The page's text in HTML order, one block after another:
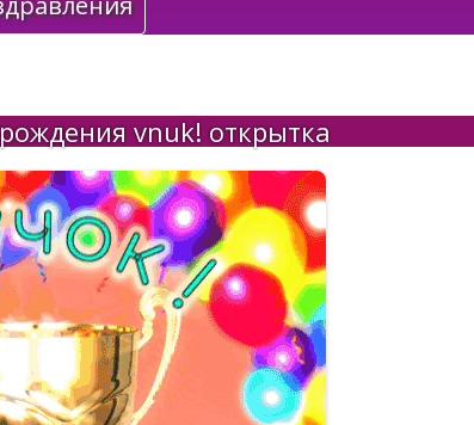
vnuk! открытка